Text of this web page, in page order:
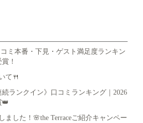
ミ本番・下見・ゲスト満足度ランキン
！
て🍴
続ランクイン》口コミランキング｜2026
ました！🌸the Terraceご紹介キャンペー